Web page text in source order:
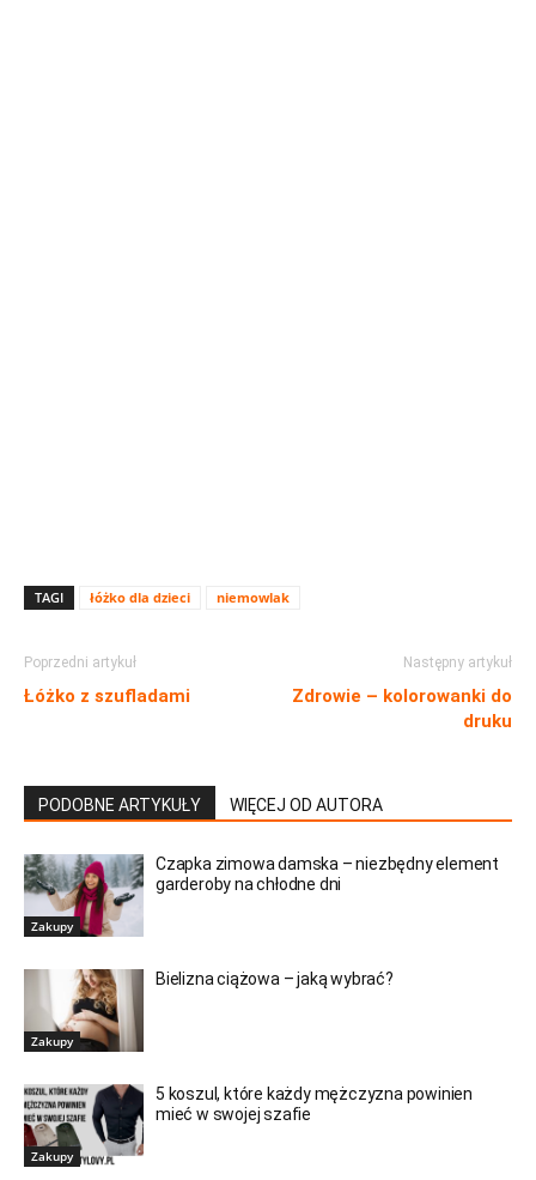
TAGI łóżko dla dzieci niemowlak
Poprzedni artykuł
Łóżko z szufladami
Następny artykuł
Zdrowie – kolorowanki do
druku
PODOBNE ARTYKUŁY WIĘCEJ OD AUTORA
Zakupy
Czapka zimowa damska – niezbędny element
garderoby na chłodne dni
Zakupy
Bielizna ciążowa – jaką wybrać?
Zakupy
5 koszul, które każdy mężczyzna powinien
mieć w swojej szafie